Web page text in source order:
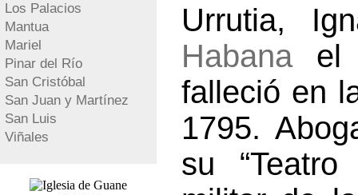
Los Palacios
Mantua
Mariel
Pinar del Río
San Cristóbal
San Juan y Martínez
San Luis
Viñales
Urrutia,
Habanael
falleció en
1795.
su